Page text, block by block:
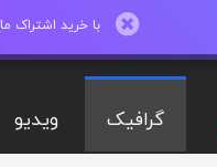
با خرید اشتراک ماهیانه تا 600 طرح لایه باز، وکتور، عکس،
گرافیک ویدیو